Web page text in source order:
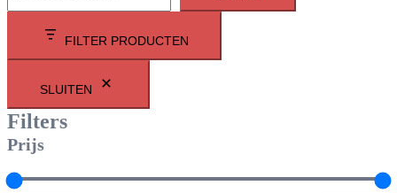
FILTER PRODUCTEN
SLUITEN
Filters
Prijs